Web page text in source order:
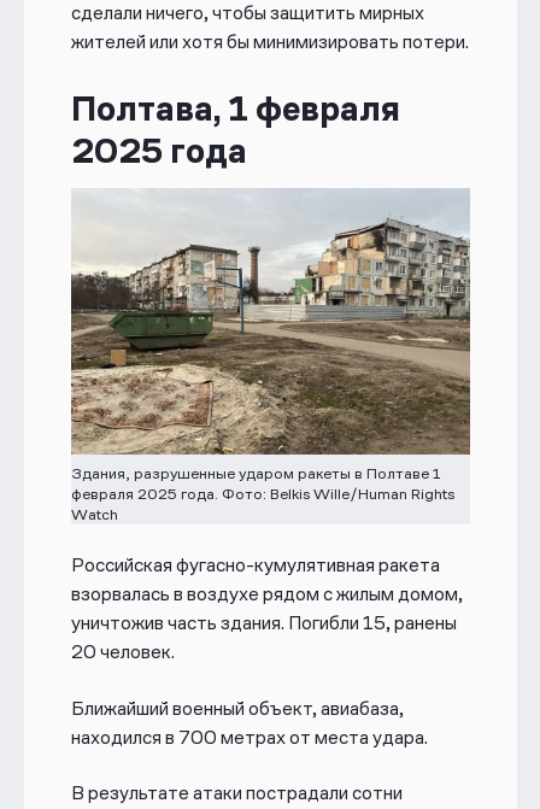
сделали ничего, чтобы защитить мирных
жителей или хотя бы минимизировать потери.
Полтава, 1 февраля
2025 года
Здания, разрушенные ударом ракеты в Полтаве 1
февраля 2025 года. Фото: Belkis Wille/Human Rights
Watch
Российская фугасно-кумулятивная ракета
взорвалась в воздухе рядом с жилым домом,
уничтожив часть здания. Погибли 15, ранены
20 человек.
Ближайший военный объект, авиабаза,
находился в 700 метрах от места удара.
В результате атаки пострадали сотни